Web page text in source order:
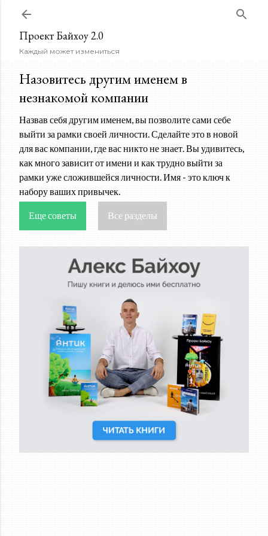
Проект Байхоу 2.0
Каждый может измениться
Назовитесь другим именем в
незнакомой компании
Назвав себя другим именем, вы позволите сами себе
выйти за рамки своей личности. Сделайте это в новой
для вас компании, где вас никто не знает. Вы удивитесь,
как много зависит от имени и как трудно выйти за
рамки уже сложившейся личности. Имя - это ключ к
набору ваших привычек.
Еще советы Все разделы